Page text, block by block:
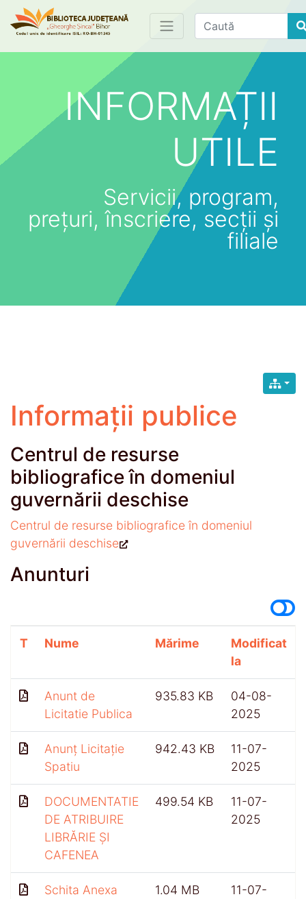
Find
INFORMAȚII
UTILE
Servicii, program,
prețuri, înscriere, secții și
filiale
Informații publice
Centrul de resurse
bibliografice în domeniul
guvernării deschise
Centrul de resurse bibliografice în domeniul
guvernării deschise
Anunturi
T Nume Mărime
Modificat
la
Anunt de
Licitatie Publica
935.83 KB
04-08-
2025
Anunț Licitație
Spatiu
942.43 KB
11-07-
2025
DOCUMENTATIE
DE ATRIBUIRE
LIBRĂRIE ȘI
CAFENEA
499.54 KB
11-07-
2025
Schita Anexa 1.04 MB
11-07-